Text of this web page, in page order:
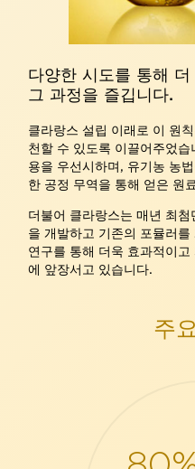
다양한 시도를 통해
그 과정을 즐깁니다.
클라랑스 설립 이래로 이 원
천할 수 있도록 이끌어주었
용을 우선시하며, 유기농 농
한 공정 무역을 통해 얻은 원
더불어 클라랑스는 매년 최
을 개발하고 기존의 포뮬러
연구를 통해 더욱 효과적이
에 앞장서고 있습니다.
주